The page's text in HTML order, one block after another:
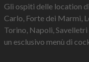
Gli ospiti delle location
Carlo, Forte dei Marmi,
Torino, Napoli,
un esclusivo menù di